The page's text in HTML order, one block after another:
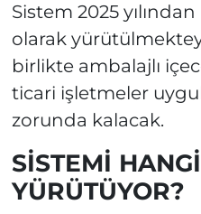
Sistem 2025
olarak
birlikte ambalajlı
ticari işletmeler
zorunda kalacak.
SİSTEMİ
YÜRÜTÜYOR?